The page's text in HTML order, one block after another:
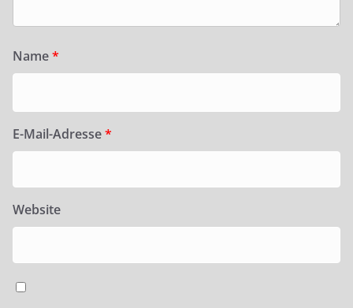
Name*
E-Mail-Adresse*
Website